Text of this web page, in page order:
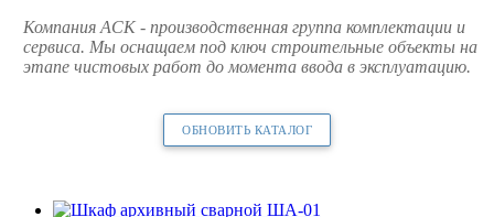
Компания АСК - производственная группа комплектации и
сервиса. Мы оснащаем под ключ строительные объекты на
этапе чистовых работ до момента ввода в эксплуатацию.
ОБНОВИТЬ КАТАЛОГ